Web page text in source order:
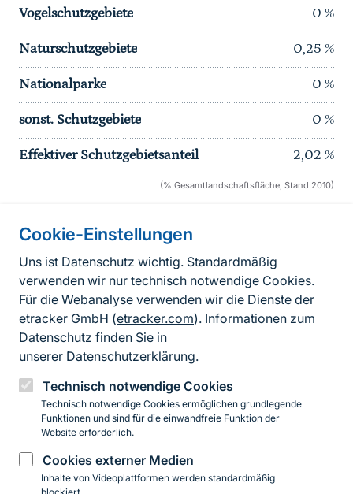
Cookie-Einstellungen
Uns ist Datenschutz wichtig. Standardmäßig
verwenden wir nur technisch notwendige Cookies.
Für die Webanalyse verwenden wir die Dienste der
etracker GmbH (etracker.com). Informationen zum
Datenschutz finden Sie in
unserer Datenschutzerklärung.
Technisch notwendige Cookies
Technisch notwendige Cookies ermöglichen grundlegende
Funktionen und sind für die einwandfreie Funktion der
Website erforderlich.
Cookies externer Medien
Inhalte von Videoplattformen werden standardmäßig
Vogelschutzgebiete 0 %
Naturschutzgebiete 0,25 %
Nationalparke 0 %
sonst. Schutzgebiete 0 %
Effektiver Schutzgebietsanteil 2,02 %
(% Gesamtlandschaftsfläche, Stand 2010)
Informationen zur Seite
FußzeileKontakt zum BfN
Kontaktformular
Erklärung zur Barrierefreiheit
Impressum
Datenschutz
InstagramFacebookYouTubeLinkedIn